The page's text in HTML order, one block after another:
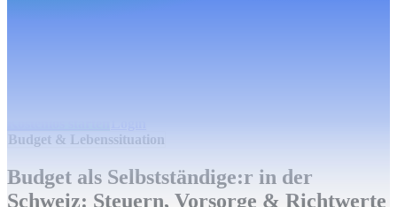
Budget & Lebenssituation
Budget als Selbstständige:r in der
Schweiz: Steuern, Vorsorge & Richtwerte